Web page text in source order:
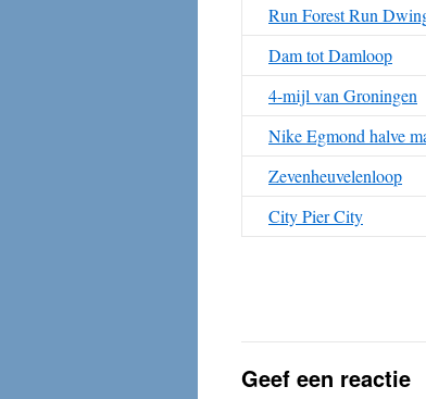
Run Forest Run
Dam tot Damloop
4-mijl van Groningen
Nike Egmond halve
Zevenheuvelenloop
City Pier City
Geef een reactie